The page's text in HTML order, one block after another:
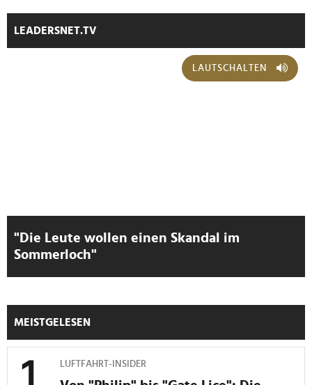
LEADERSNET.TV
LAUTSCHALTEN
"Die Leute wollen einen Skandal im
Sommerloch"
MEISTGELESEN
LUFTFAHRT-INSIDER